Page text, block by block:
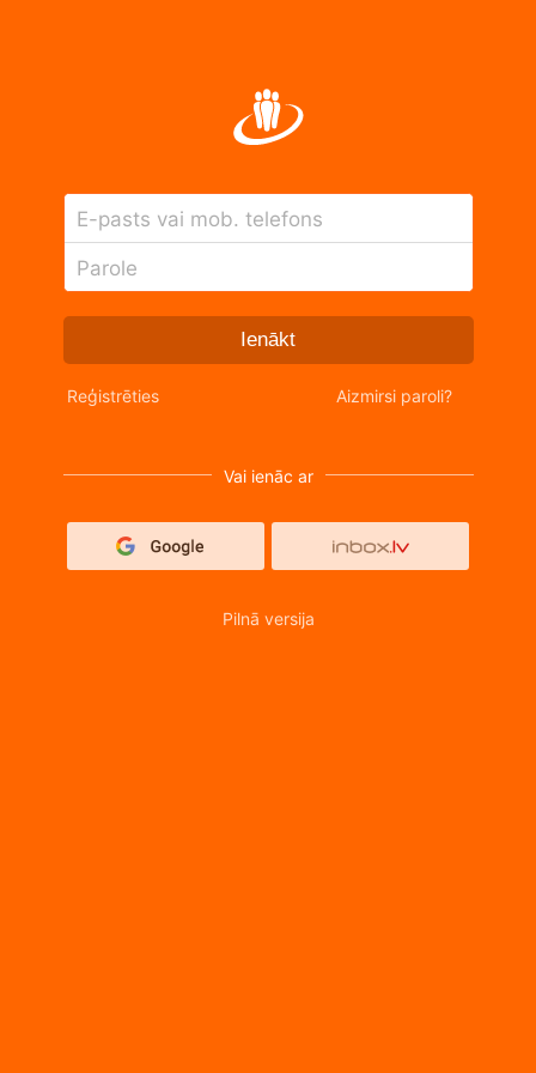
E-pasts vai mob. telefons
Parole
Ienākt
Reģistrēties Aizmirsi paroli?
Vai ienāc ar
Pilnā versija